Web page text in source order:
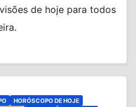
de hoje para todos
HORÓSCOPO DE HOJE